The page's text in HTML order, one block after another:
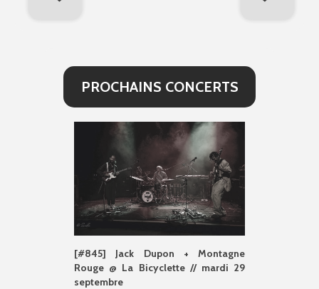
PROCHAINS CONCERTS
[#845] Jack Dupon + Montagne
Rouge @ La Bicyclette // mardi 29
septembre